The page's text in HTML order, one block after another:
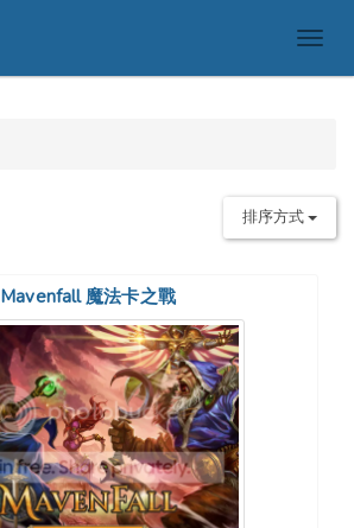
排序方式
Mavenfall 魔法卡之戰